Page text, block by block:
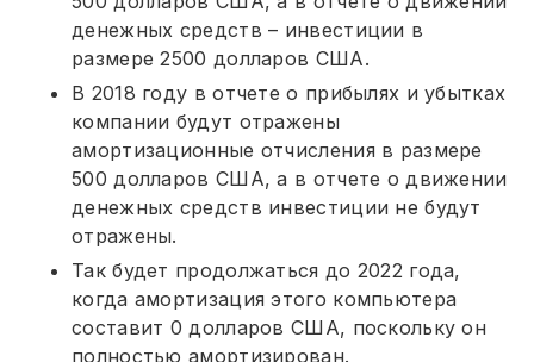
денежных средств – инвестиции в
размере 2500 долларов США.
В 2018 году в отчете о прибылях и убытках
компании будут отражены
амортизационные отчисления в размере
500 долларов США, а в отчете о движении
денежных средств инвестиции не будут
отражены.
Так будет продолжаться до 2022 года,
когда амортизация этого компьютера
составит 0 долларов США, поскольку он
полностью амортизирован.